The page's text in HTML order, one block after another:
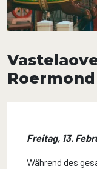
Roermond
Freitag, 13.
Während des